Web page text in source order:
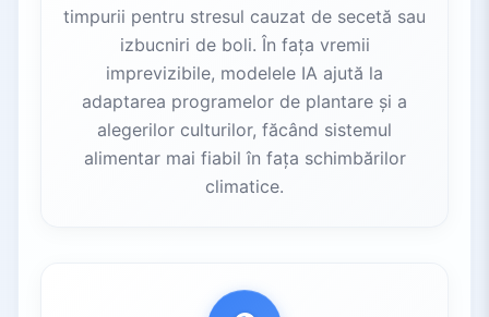
timpurii pentru stresul cauzat de secetă sau
izbucniri de boli. În fața vremii
imprevizibile, modelele IA ajută la
adaptarea programelor de plantare și a
alegerilor culturilor, făcând sistemul
alimentar mai fiabil în fața schimbărilor
climatice.